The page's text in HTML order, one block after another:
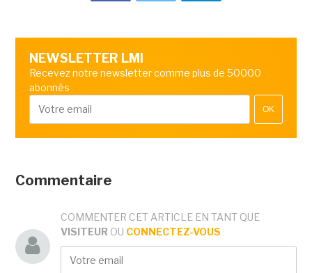
NEWSLETTER LMI
Recevez notre newsletter comme plus de 50000
abonnés
OK
Commentaire
COMMENTER CET ARTICLE EN TANT QUE
VISITEUR OU CONNECTEZ-VOUS